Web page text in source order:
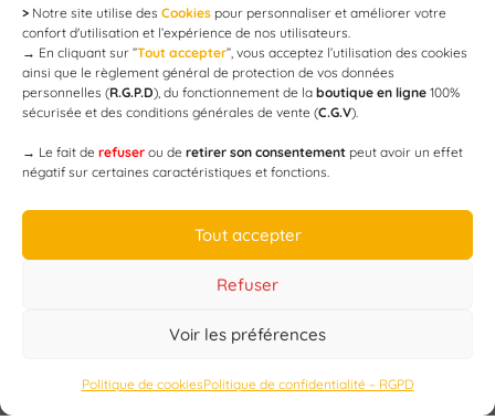
> Notre site utilise des Cookies pour personnaliser et améliorer votre
confort d'utilisation et l’expérience de nos utilisateurs.
→ En cliquant sur ”Tout accepter”, vous acceptez l’utilisation des cookies
ainsi que le règlement général de protection de vos données
personnelles (R.G.P.D), du fonctionnement de la boutique en ligne 100%
sécurisée et des conditions générales de vente (C.G.V).
→ Le fait de refuser ou de retirer son consentement peut avoir un effet
négatif sur certaines caractéristiques et fonctions.
Tout accepter
Refuser
Voir les préférences
Politique de cookiesPolitique de confidentialité – RGPD
Newsletter
email
Designed byWEB3-DESIGN
CopyrightCAP’C2019